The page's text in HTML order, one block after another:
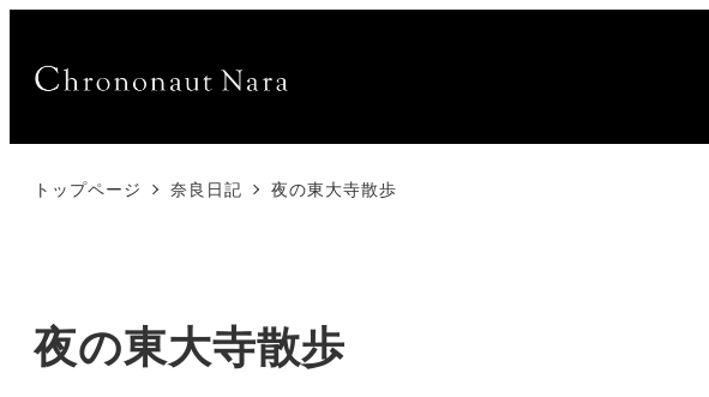
トップページ 奈良日記 夜の東大寺散歩
夜の東大寺散歩